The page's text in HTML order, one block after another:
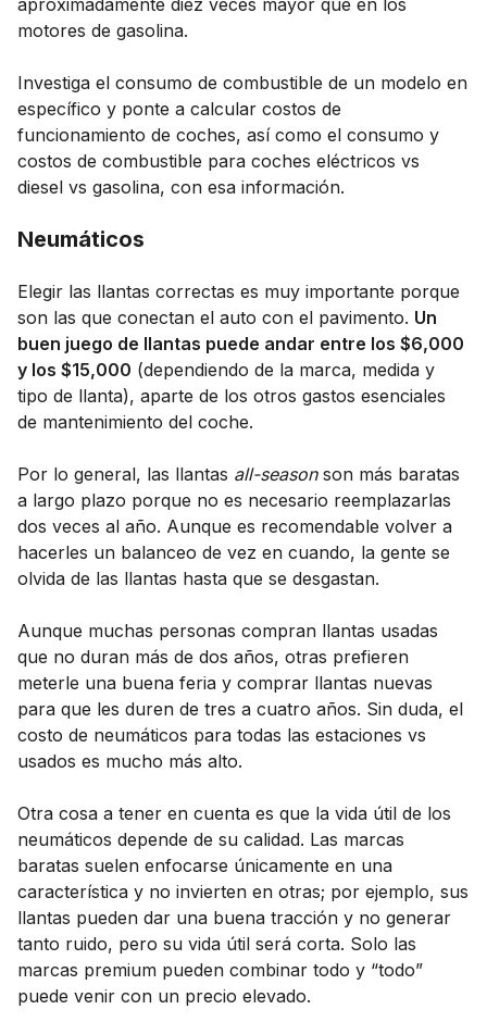
motores de gasolina.
Investiga el consumo de combustible de un modelo en
específico y ponte a calcular costos de
funcionamiento de coches, así como el consumo y
costos de combustible para coches eléctricos vs
diesel vs gasolina, con esa información.
Neumáticos
Elegir las llantas correctas es muy importante porque
son las que conectan el auto con el pavimento. Un
buen juego de llantas puede andar entre los $6,000
y los $15,000 (dependiendo de la marca, medida y
tipo de llanta), aparte de los otros gastos esenciales
de mantenimiento del coche.
Por lo general, las llantas all-seasonson más baratas
a largo plazo porque no es necesario reemplazarlas
dos veces al año. Aunque es recomendable volver a
hacerles un balanceo de vez en cuando, la gente se
olvida de las llantas hasta que se desgastan.
Aunque muchas personas compran llantas usadas
que no duran más de dos años, otras prefieren
meterle una buena feria y comprar llantas nuevas
para que les duren de tres a cuatro años. Sin duda, el
costo de neumáticos para todas las estaciones vs
usados es mucho más alto.
Otra cosa a tener en cuenta es que la vida útil de los
neumáticos depende de su calidad. Las marcas
baratas suelen enfocarse únicamente en una
característica y no invierten en otras; por ejemplo, sus
llantas pueden dar una buena tracción y no generar
tanto ruido, pero su vida útil será corta. Solo las
marcas premium pueden combinar todo y “todo”
puede venir con un precio elevado.